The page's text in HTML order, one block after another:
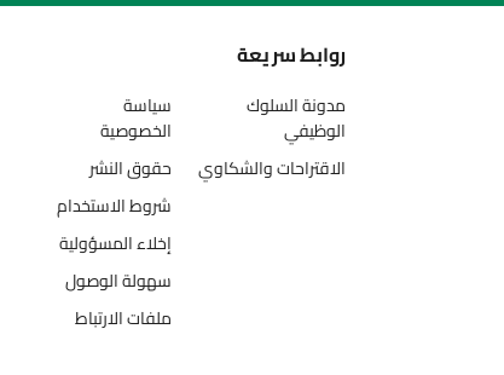
روابط سريعة
مدونة السلوك
الوظيفي
الاقتراحات والشكاوي
سياسة
الخصوصية
حقوق النشر
شروط الاستخدام
إخلاء المسؤولية
سهولة الوصول
ملفات الارتباط